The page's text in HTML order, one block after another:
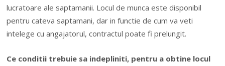
lucratoare ale saptamanii. Locul de munca este disponibil
pentru cateva saptamani, dar in functie de cum va veti
intelege cu angajatorul, contractul poate fi prelungit.
Ce conditii trebuie sa indepliniti, pentru a obtine locul